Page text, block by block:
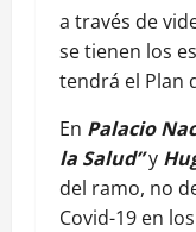
a través de
se tienen los
tendrá el Plan
En Palacio
la Salud”y
del ramo, no
Covid-19 en